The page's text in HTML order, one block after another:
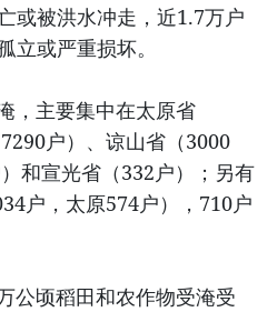
或被洪水冲走，近1.7万户
立或严重损坏。
，主要集中在太原省
户）、谅山省（3000
和宣光省（332户）；另有
户，太原574户），710户
公顷稻田和农作物受淹受